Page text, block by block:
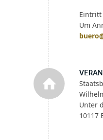
Um
Unter
10117